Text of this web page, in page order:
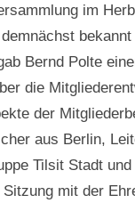
im
bekannt
Bernd Polte
die
der
aus Berlin,
Tilsit Stadt
mit der